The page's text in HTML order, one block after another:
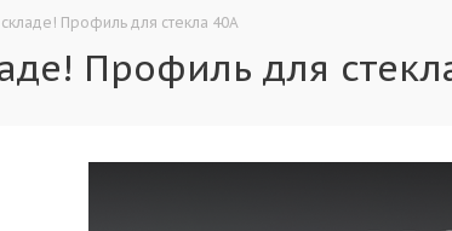
Профиль для стекла 40А
Профиль для